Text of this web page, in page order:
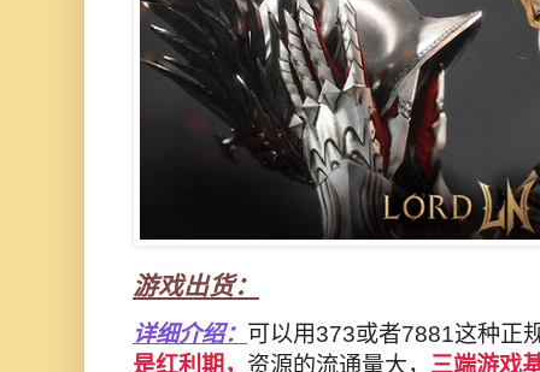
游戏出货：
详细介绍： 可以用373或者7881这种正
是红利期， 资源的流通量大， 三端游戏